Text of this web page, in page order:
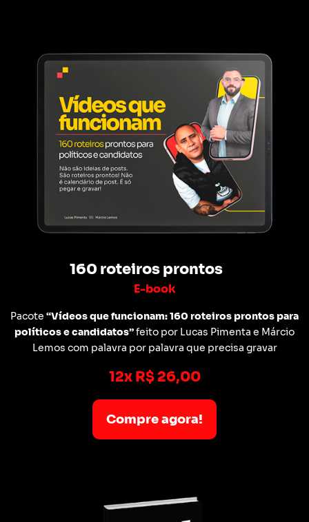
160 roteiros prontos
E-book
Pacote “Vídeos que funcionam: 160 roteiros prontos para
políticos e candidatos”feito por Lucas Pimenta e Márcio
Lemos com palavra por palavra que precisa gravar
12x R$ 26,00
Compre agora!